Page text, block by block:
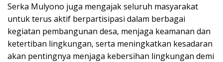
Serka Mulyono juga mengajak seluruh masyarakat
untuk terus aktif berpartisipasi dalam berbagai
kegiatan pembangunan desa, menjaga keamanan dan
ketertiban lingkungan, serta meningkatkan kesadaran
akan pentingnya menjaga kebersihan lingkungan demi